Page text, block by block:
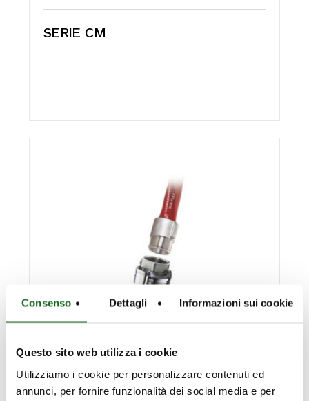
Consenso Dettagli Informazioni sui cookie
Questo sito web utilizza i cookie
Utilizziamo i cookie per personalizzare contenuti ed
annunci, per fornire funzionalità dei social media e per
SERIE CM